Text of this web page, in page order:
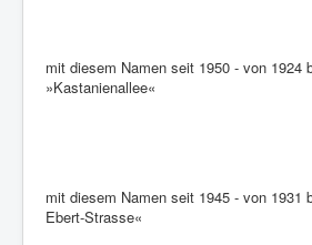
mit diesem Namen seit 1950 - von 1924
»Kastanienallee«
mit diesem Namen seit 1945 - von 1931
Ebert-Strasse«